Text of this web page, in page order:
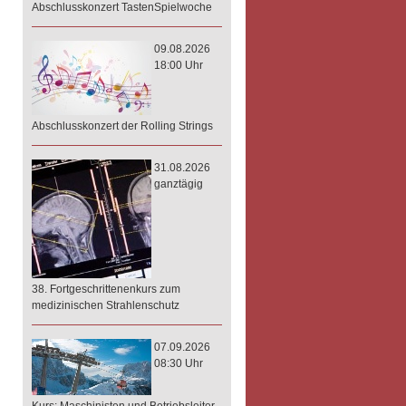
Abschlusskonzert TastenSpielwoche
09.08.2026
18:00 Uhr
Abschlusskonzert der Rolling Strings
31.08.2026
ganztägig
38. Fortgeschrittenenkurs zum
medizinischen Strahlenschutz
07.09.2026
08:30 Uhr